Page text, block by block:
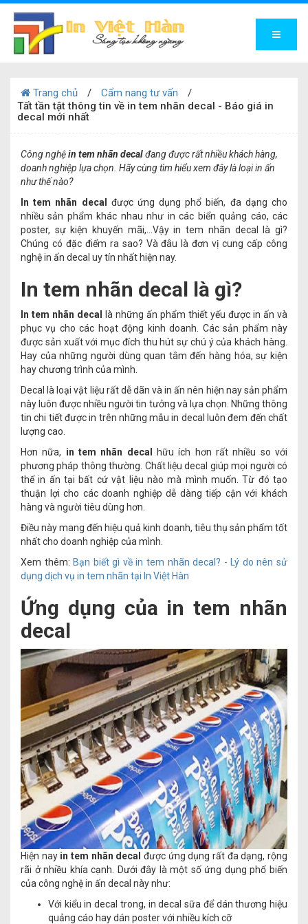
Trang chủ
Cẩm nang tư vấn
Tất tần tật thông tin về in tem nhãn decal - Báo giá in
decal mới nhất
Công nghệin tem nhãn decalđang được rất nhiều khách hàng,
doanh nghiệp lựa chọn. Hãy cùng tìm hiểu xem đây là loại in ấn
như thế nào?
In tem nhãn decal
được ứng dụng phổ biến, đa dạng cho
nhiều sản phẩm khác nhau như in các biển quảng cáo, các
poster, sự kiện khuyến mãi,...Vậy in tem nhãn decal là gì?
Chúng có đặc điểm ra sao? Và đâu là đơn vị cung cấp công
nghệ in ấn decal uy tín nhất hiện nay.
In tem nhãn decal là gì?
In tem nhãn decal
là những ấn phẩm thiết yếu được in ấn và
phục vụ cho các hoạt động kinh doanh. Các sản phẩm này
được sản xuất với mục đích thu hút sự chú ý của khách hàng.
Hay của những người dùng quan tâm đến hàng hóa, sự kiện
hay chương trình của mình.
Decal là loại vật liệu rất dễ dãn và in ấn nên hiện nay sản phẩm
này luôn được nhiều người tin tưởng và lựa chọn. Những thông
tin chi tiết được in trên những mẫu in decal luôn đem đến chất
lượng cao.
Hơn nữa, in tem nhãn decal
hữu ích hơn rất nhiều so với
phương pháp thông thường. Chất liệu decal giúp mọi người có
thể in ấn tại bất cứ vật liệu nào mà mình muốn. Từ đó tạo
thuận lợi cho các doanh nghiệp dễ dàng tiếp cận với khách
hàng và người tiêu dùng hơn.
Điều này mang đến hiệu quả kinh doanh, tiêu thụ sản phẩm tốt
nhất cho doanh nghiệp của mình.
Xem thêm: Bạn biết gì về in tem nhãn decal? - Lý do nên sử
dụng dịch vụ in tem nhãn tại In Việt Hàn
Ứng dụng của in tem nhãn
decal
Hiện nay in tem nhãn decal được ứng dụng rất đa dạng, rộng
rãi ở nhiều khía cạnh. Dưới đây là một số ứng dụng phổ biến
của công nghệ in ấn decal này như:
Với kiểu in decal trong, in decal sữa để dán thương hiệu
quảng cáo hay dán poster với nhiều kích cỡ